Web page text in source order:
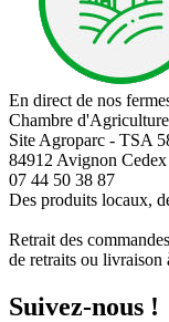
En direct de nos
Chambre
Site Agroparc - TSA
84912 Avignon
07 44 50 38 87
Des produits locaux,
Retrait des
de retraits ou livraison
Suivez-nous !